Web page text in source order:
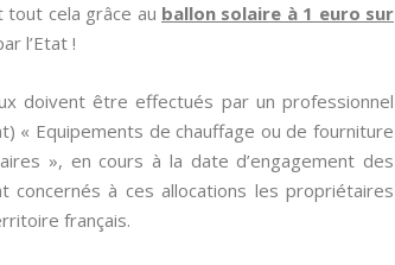
tout cela grâce au ballon solaire à 1 euro sur
l’Etat !
doivent être effectués par un professionnel
« Equipements de chauffage ou de fourniture
», en cours à la date d’engagement des
à ces allocations les propriétaires
français.